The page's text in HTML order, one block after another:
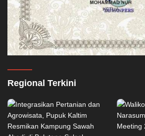
Regional Terkini